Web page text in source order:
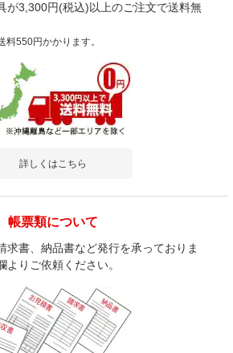
が3,300円(税込)以上のご注文で送料無
550円かかります。
詳しくはこちら
帳票類について
求書、納品書など発行を承っておりま
りご依頼ください。